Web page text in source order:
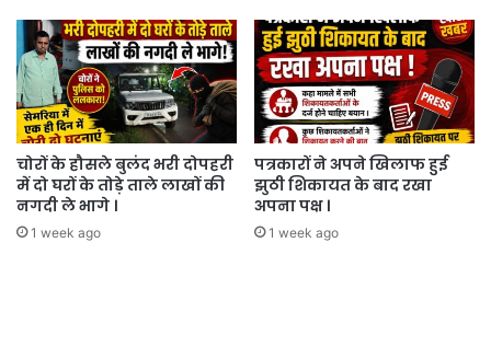
चोरों के हौसले बुलंद भरी दोपहरी
में दो घरों के तोड़े ताले लाखों की
नगदी ले भागे ।
1 week ago
पत्रकारों ने अपने खिलाफ हुई
झुठी शिकायत के बाद रखा
अपना पक्ष ।
1 week ago